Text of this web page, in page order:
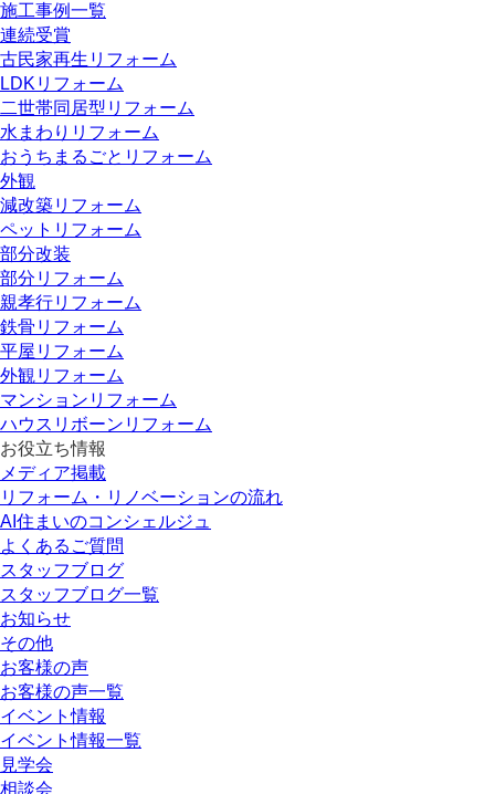
施工事例一覧
連続受賞
古民家再生リフォーム
LDKリフォーム
二世帯同居型リフォーム
水まわりリフォーム
おうちまるごとリフォーム
外観
減改築リフォーム
ペットリフォーム
部分改装
部分リフォーム
親孝行リフォーム
鉄骨リフォーム
平屋リフォーム
外観リフォーム
マンションリフォーム
ハウスリボーンリフォーム
お役立ち情報
メディア掲載
リフォーム・リノベーションの流れ
AI住まいのコンシェルジュ
よくあるご質問
スタッフブログ
スタッフブログ一覧
お知らせ
その他
お客様の声
お客様の声一覧
イベント情報
イベント情報一覧
見学会
相談会